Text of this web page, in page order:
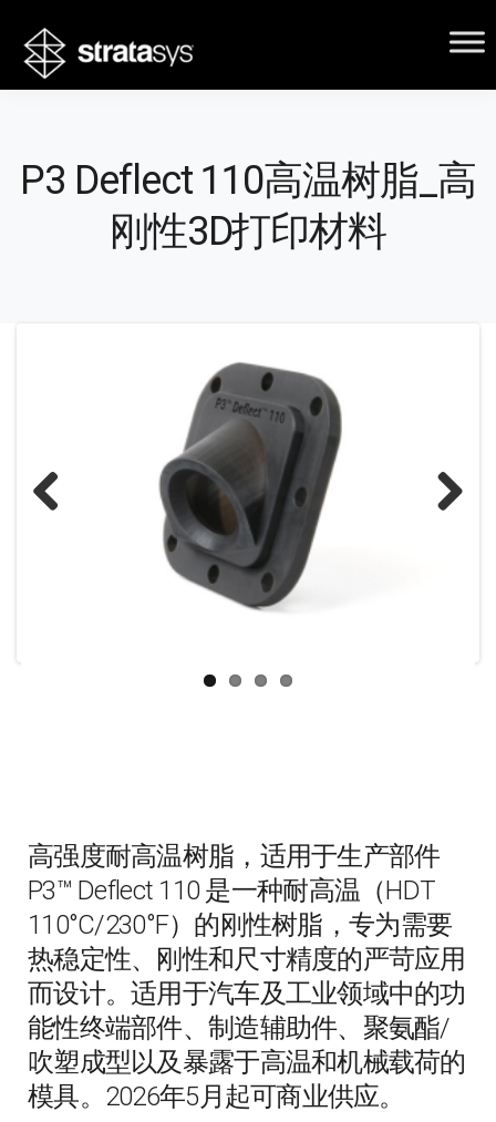
P3 Deflect 110高温树脂_高
刚性3D打印材料
高强度耐高温树脂，适用于生产部件
P3™ Deflect 110 是一种耐高温（HDT
110°C/230°F）的刚性树脂，专为需要
热稳定性、刚性和尺寸精度的严苛应用
而设计。适用于汽车及工业领域中的功
能性终端部件、制造辅助件、聚氨酯/
吹塑成型以及暴露于高温和机械载荷的
模具。2026年5月起可商业供应。